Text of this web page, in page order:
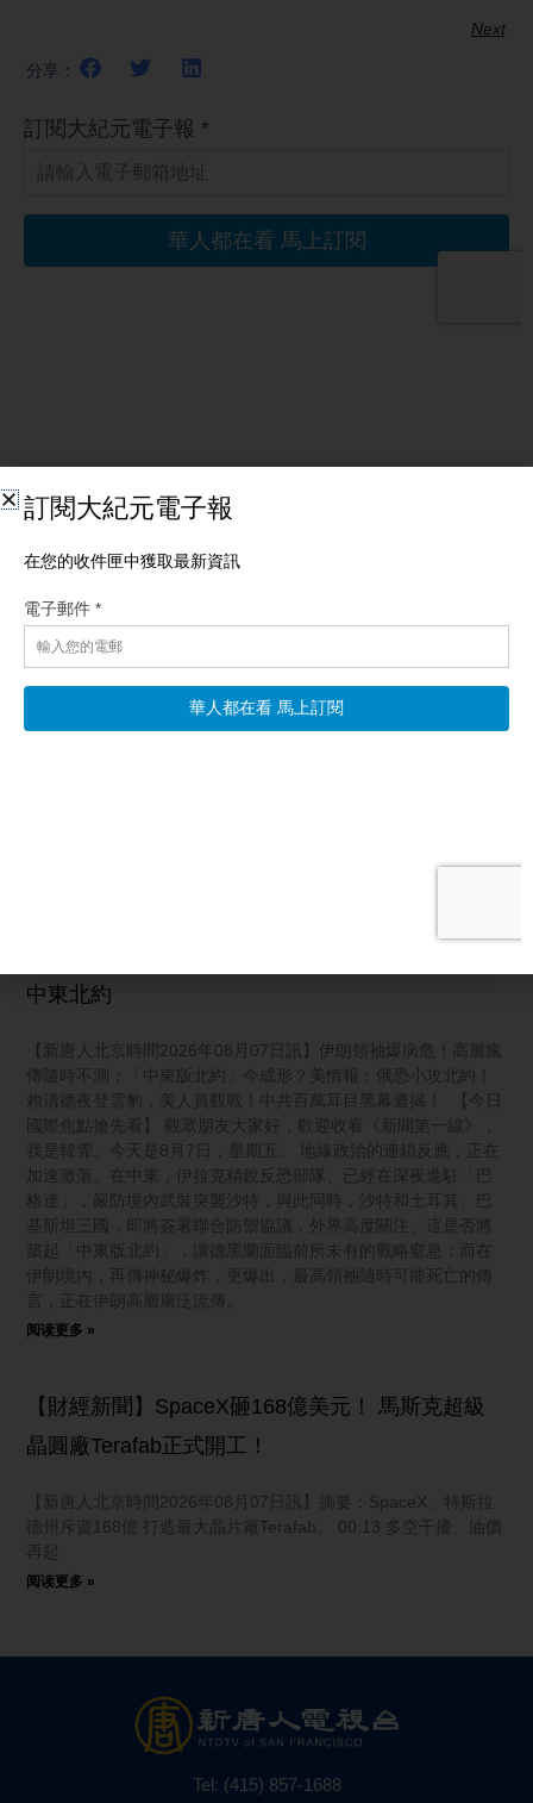
Next
分享：
相關文章
【新聞直擊】以軍出手！中東多地爆炸 盧比奧劍指
中俄
【新唐人北京時間2026年08月07日訊】 伊朗傳出爆炸！霍峽告
中東北約
【新唐人北京時間2026年08月07日訊】伊朗領袖爆病危！高層瘋
傳隨時不測；「中東版北約」今成形？美情報：俄恐小攻北約！
賴清德夜登雲豹，美人員觀戰！中共百萬耳目黑幕遭揭！ 【今日
國際焦點搶先看】 觀眾朋友大家好，歡迎收看《新聞第一線》，
我是韓霏。今天是8月7日，星期五。 地緣政治的連鎖反應，正在
加速激蕩。在中東，伊拉克精銳反恐部隊、已經在深夜進駐「巴
格達」，嚴防境內武裝突襲沙特，與此同時，沙特和土耳其、巴
基斯坦三國，即將簽署聯合防禦協議，外界高度關注、這是否將
築起「中東版北約」，讓德黑蘭面臨前所未有的戰略窒息；而在
伊朗境內，再傳神秘爆炸，更爆出，最高領袖隨時可能死亡的傳
言，正在伊朗高層廣泛流傳。
阅读更多 »
【財經新聞】SpaceX砸168億美元！ 馬斯克超級
晶圓廠Terafab正式開工！
【新唐人北京時間2026年08月07日訊】摘要：SpaceX、特斯拉
德州斥資168億 打造最大晶片廠Terafab。 00:13 多空干擾、油價
再起
阅读更多 »
Tel: (415) 857-1688